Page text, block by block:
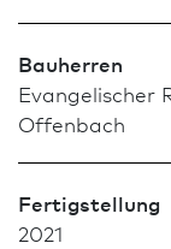
Bauherren
Evangelischer
Offenbach
Fertigstellung
2021